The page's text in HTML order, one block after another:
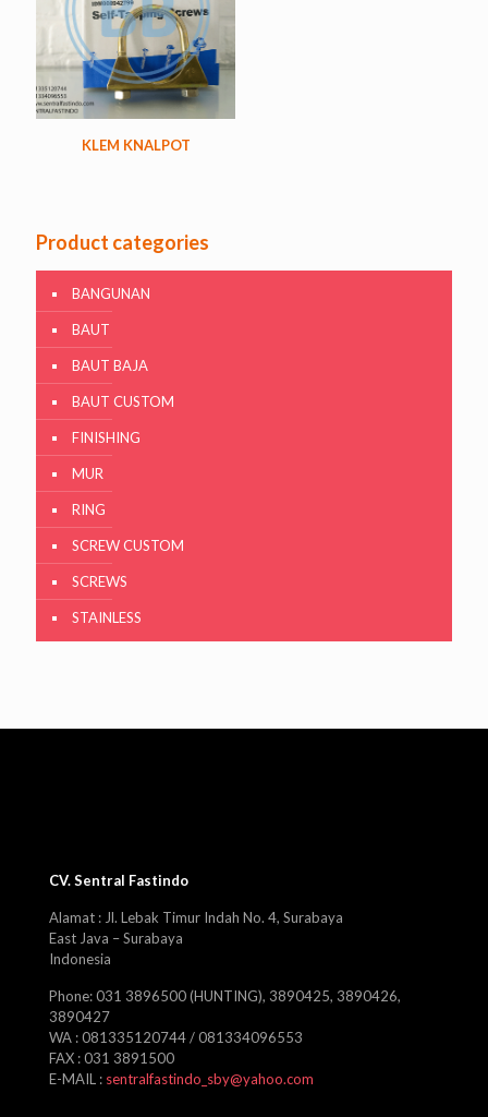
KLEM KNALPOT
Product categories
BANGUNAN
BAUT
BAUT BAJA
BAUT CUSTOM
FINISHING
MUR
RING
SCREW CUSTOM
SCREWS
STAINLESS
CV. Sentral Fastindo
Alamat : Jl. Lebak Timur Indah No. 4, Surabaya
East Java – Surabaya
Indonesia
Phone: 031 3896500 (HUNTING), 3890425, 3890426,
3890427
WA : 081335120744 / 081334096553
FAX : 031 3891500
E-MAIL : sentralfastindo_sby@yahoo.com